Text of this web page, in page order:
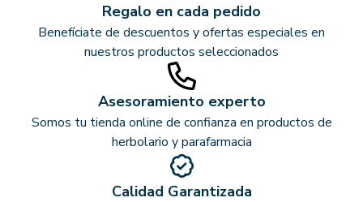
Regalo en cada pedido
Benefíciate de descuentos y ofertas especiales en
nuestros productos seleccionados
Asesoramiento experto
Somos tu tienda online de confianza en productos de
herbolario y parafarmacia
Calidad Garantizada